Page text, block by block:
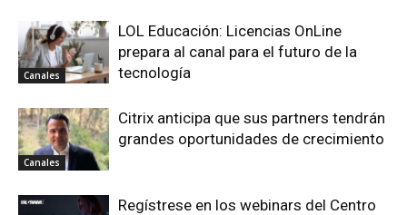
Canales
LOL Educación: Licencias OnLine
prepara al canal para el futuro de la
tecnología
Canales
Citrix anticipa que sus partners tendrán
grandes oportunidades de crecimiento
Regístrese en los webinars del Centro